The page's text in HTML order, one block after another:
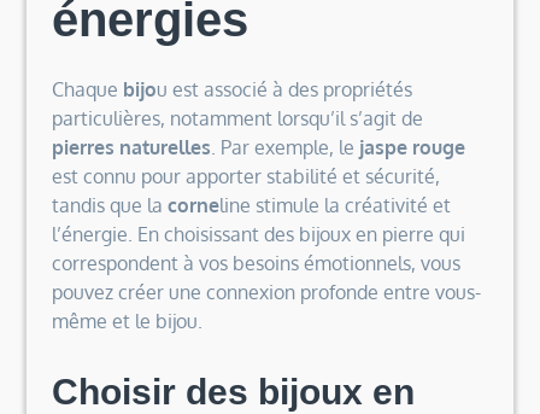
énergies
Chaque bijou est associé à des propriétés
particulières, notamment lorsqu’il s’agit de
pierres naturelles. Par exemple, le jaspe rouge
est connu pour apporter stabilité et sécurité,
tandis que la corneline stimule la créativité et
l’énergie. En choisissant des bijoux en pierre qui
correspondent à vos besoins émotionnels, vous
pouvez créer une connexion profonde entre vous-
même et le bijou.
Choisir des bijoux en